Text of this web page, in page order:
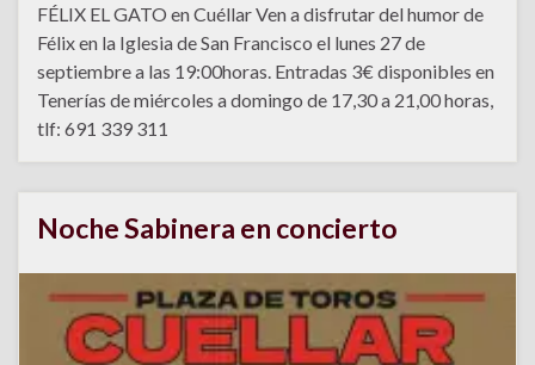
FÉLIX EL GATO en Cuéllar Ven a disfrutar del humor de
Félix en la Iglesia de San Francisco el lunes 27 de
septiembre a las 19:00horas. Entradas 3€ disponibles en
Tenerías de miércoles a domingo de 17,30 a 21,00 horas,
tlf: 691 339 311
Noche Sabinera en concierto